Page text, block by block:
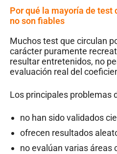
Por qué la mayoría de
no son fiables
Muchos test que circulan
carácter puramente
resultar entretenidos, no
evaluación real del
Los principales problemas
no han sido validados
ofrecen resultados
no evalúan varias áreas